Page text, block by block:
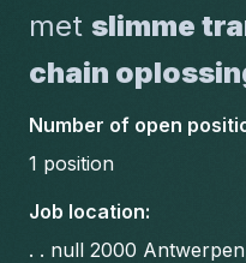
met slimme
chain
Number of open
1 position
Job location:
. . null 2000